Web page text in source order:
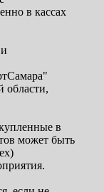
в кассах
области,
в
может быть